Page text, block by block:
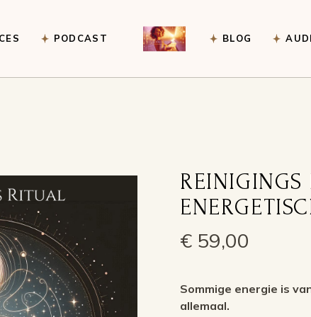
for an event
PODCAST BLOG
€ 59,00
Sommige energie is
allemaal.